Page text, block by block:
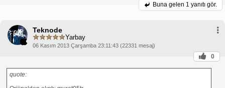
Buna gelen 1 yanıtı gör.
Teknode
Yarbay
06 Kasım 2013 Çarşamba 23:11:43 (22331 mesaj)
0
quote: